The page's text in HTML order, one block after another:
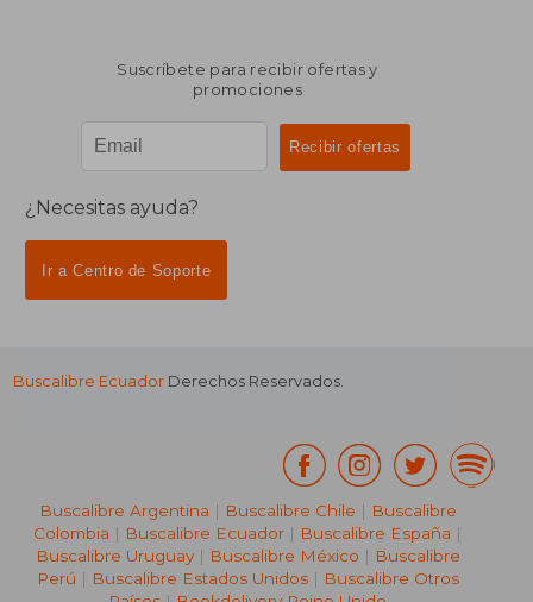
Suscríbete para recibir ofertas y
promociones
¿Necesitas ayuda?
Ir a Centro de Soporte
Buscalibre Ecuador Derechos Reservados.
Buscalibre Argentina | Buscalibre Chile | Buscalibre
Colombia | Buscalibre Ecuador | Buscalibre España |
Buscalibre Uruguay| Buscalibre México | Buscalibre
Perú | Buscalibre Estados Unidos| Buscalibre Otros